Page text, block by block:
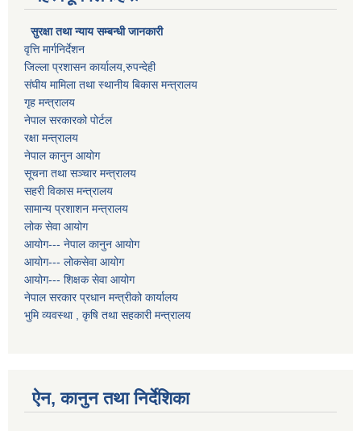
सुरक्षा तथा न्याय सम्बन्धी जानकारी
वृत्ति मार्गनिर्देशन
जिल्ला प्रशासन कार्यालय,रुपन्देही
संघीय मामिला तथा स्थानीय बिकास मन्त्रालय
गृह मन्त्रालय
नेपाल सरकारको पोर्टल
रक्षा मन्त्रालय
नेपाल कानुन आयोग
सूचना तथा सञ्चार मन्त्रालय
सहरी विकास मन्त्रालय
सामान्य प्रशाशन मन्त्रालय
लोक सेवा आयोग
आयोग--- नेपाल कानुन आयोग
आयोग--- लोकसेवा आयोग
आयोग--- शिक्षक सेवा आयोग
नेपाल सरकार प्रधान मन्त्रीको कार्यालय
भुमि व्यवस्था , कृषि तथा सहकारी मन्त्रालय
ऐन, कानुन तथा निर्देशिका